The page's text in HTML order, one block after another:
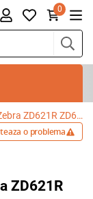
0
Imprimanta de etichete Zebra ZD621R ZD6A143-30ERR2EZ
o problema
ZD621R